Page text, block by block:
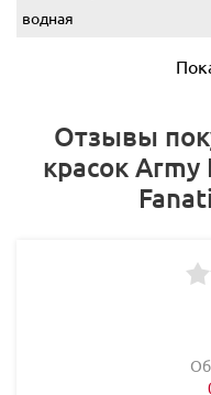
водная
Отзывы
красок